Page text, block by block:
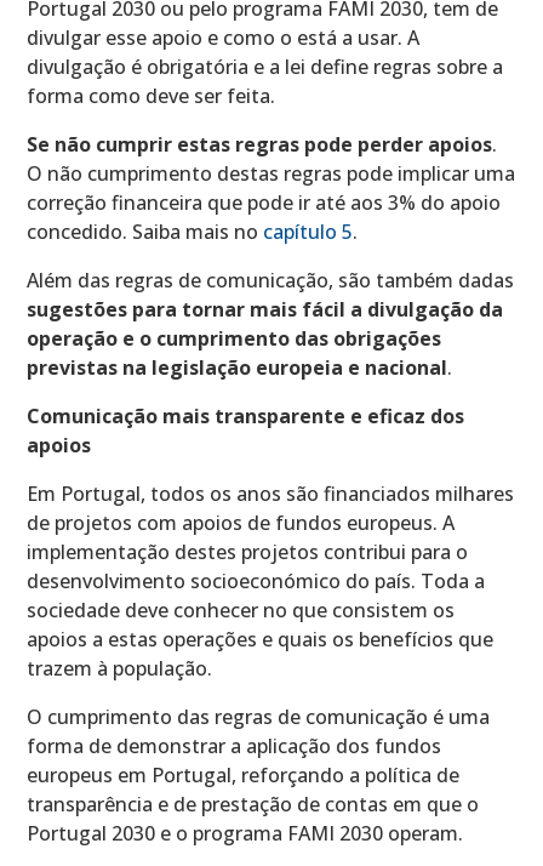
Portugal 2030 ou pelo programa FAMI 2030, tem de
divulgar esse apoio e como o está a usar. A
divulgação é obrigatória e a lei define regras sobre a
forma como deve ser feita.
Se não cumprir estas regras pode perder apoios.
O não cumprimento destas regras pode implicar uma
correção financeira que pode ir até aos 3% do apoio
concedido. Saiba mais no capítulo 5.
Além das regras de comunicação, são também dadas
sugestões para tornar mais fácil a divulgação da
operação e o cumprimento das obrigações
previstas na legislação europeia e nacional.
Comunicação mais transparente e eficaz dos
apoios
Em Portugal, todos os anos são financiados milhares
de projetos com apoios de fundos europeus. A
implementação destes projetos contribui para o
desenvolvimento socioeconómico do país. Toda a
sociedade deve conhecer no que consistem os
apoios a estas operações e quais os benefícios que
trazem à população.
O cumprimento das regras de comunicação é uma
forma de demonstrar a aplicação dos fundos
europeus em Portugal, reforçando a política de
transparência e de prestação de contas em que o
Portugal 2030 e o programa FAMI 2030 operam.